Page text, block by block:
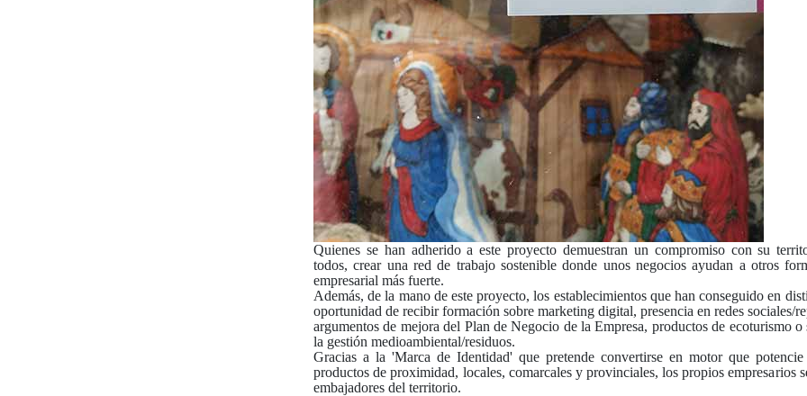
Quienes se han adherido a este proyecto demuestran un compromiso con su
todos, crear una red de trabajo sostenible donde unos negocios ayudan a otros
empresarial más fuerte.
Además, de la mano de este proyecto, los establecimientos que han conseguido en
oportunidad de recibir formación sobre marketing digital, presencia en redes sociales/
argumentos de mejora del Plan de Negocio de la Empresa, productos de ecoturismo o
la gestión medioambiental/residuos.
Gracias a la 'Marca de Identidad' que pretende convertirse en motor que
productos de proximidad, locales, comarcales y provinciales, los propios empresarios
embajadores del territorio.